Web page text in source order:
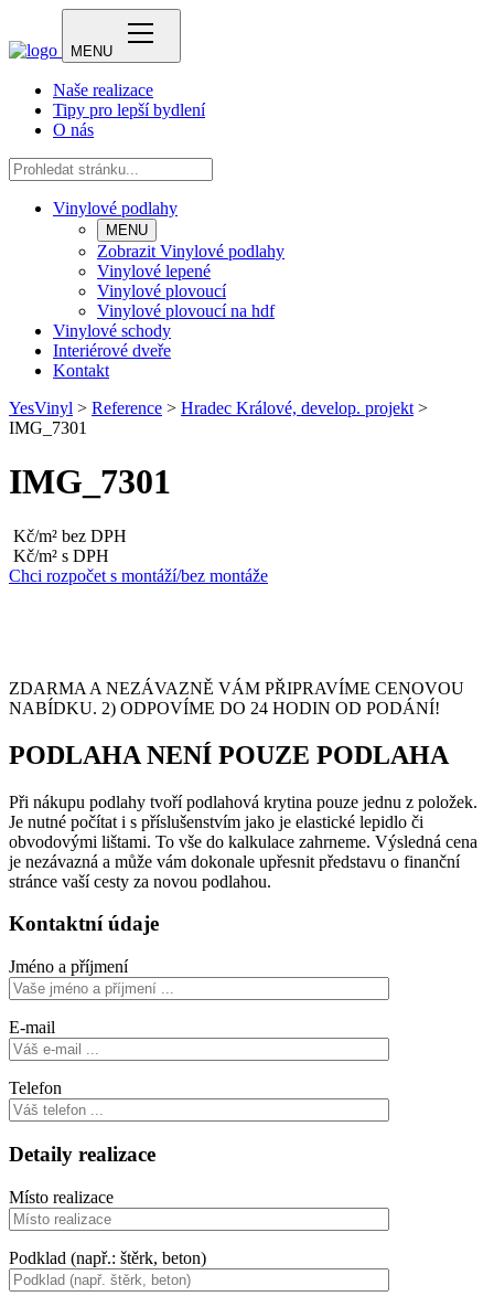
MENU
Naše realizace
Tipy pro lepší bydlení
O nás
Vinylové podlahy
MENU
Zobrazit Vinylové podlahy
Vinylové lepené
Vinylové plovoucí
Vinylové plovoucí na hdf
Vinylové schody
Interiérové dveře
Kontakt
YesVinyl > Reference > Hradec Králové, develop. projekt >
IMG_7301
IMG_7301
Kč/m² bez DPH
Kč/m² s DPH
Chci rozpočet s montáží/bez montáže
ZDARMA A NEZÁVAZNĚ VÁM PŘIPRAVÍME CENOVOU
NABÍDKU. 2) ODPOVÍME DO 24 HODIN OD PODÁNÍ!
PODLAHA NENÍ POUZE PODLAHA
Při nákupu podlahy tvoří podlahová krytina pouze jednu z položek.
Je nutné počítat i s příslušenstvím jako je elastické lepidlo či
obvodovými lištami. To vše do kalkulace zahrneme. Výsledná cena
je nezávazná a může vám dokonale upřesnit představu o finanční
stránce vaší cesty za novou podlahou.
Kontaktní údaje
Jméno a příjmení
E-mail
Telefon
Detaily realizace
Místo realizace
Podklad (např.: štěrk, beton)